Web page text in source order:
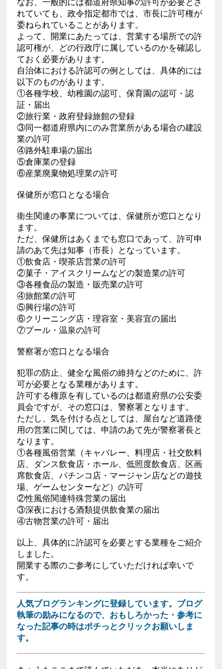
れていても、政令指定都市では、市長に許可権が
委ねられていることがあります。
よって、開業にあたっては、営業する場所での許
認可権が、どの行政庁に属しているのかを確認し
ておく必要があります。
自治体における許認可の例としては、具体的には
以下のものがあります。
①各種学校、幼稚園の認可、保育園の認可・認
証・届出
②旅行業・政府登録旅館の登録
③同一都道府県内にのみ営業所がある場合の建設
業の許可
④路外駐車場の届出
⑤倉庫業の登録
⑥産業廃棄物処理業の許可
保健所が窓口となる場合
衛生関連の事業については、保健所が窓口となり
ます。
ただ、保健所はあくまでも窓口であって、許可申
請のあて先は知事（市長）となっています。
①飲食店・喫茶店営業の許可
②菓子・アイスクリームなどの製造業の許可
③各種食品の製造・販売業の許可
④旅館業の許可
⑤興行場の許可
⑥クリーニング店・理容室・美容宜の届出
⑦プール・温泉の許可
警察署が窓口となる場合
犯罪の防止、健全な風俗の維持などのために、許
可が必要となる業種があります。
許可する権原を有しているのは都道府県の公安委
員会ですが、その窓口は、警察署となります。
ただし、気を付ける点としては、屋台など道路使
用の営業に関しては、申請のあて先が警察署長と
なります。
①各種風俗営業（キャバレー、料理店・社交飲料
店、ダンス飲食店・ホール、低照度飲食店、区画
席飲食店、パチンコ店・マージャン店などの遊技
場、ゲームセンターなど）の許可
②性風俗関連特殊営業の届出
③深夜における酒類提供飲食業の届出
④古物営業の許可・届出
以上、具体的に許認可を必要とする業種をご紹介
しました。
開業する際のご参考にしていただければ幸いで
す。
人気ブログランキングに登録しています。ブログ
執筆の励みになるので、おもしろかった・参考に
なった記事の時はポチっとクリックお願いしま
す。